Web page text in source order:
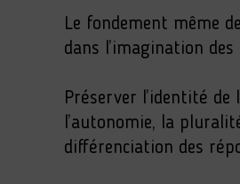
Le fondement même
dans l’imagination
Préserver l’identité de
l’autonomie, la
différenciation des